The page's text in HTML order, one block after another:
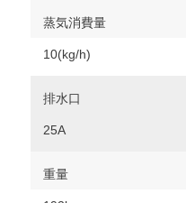
蒸気消費量
10(kg/h)
排水口
25A
重量